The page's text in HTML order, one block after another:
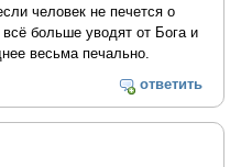
человек не печется о
больше уводят от Бога и
весьма печально.
ответить